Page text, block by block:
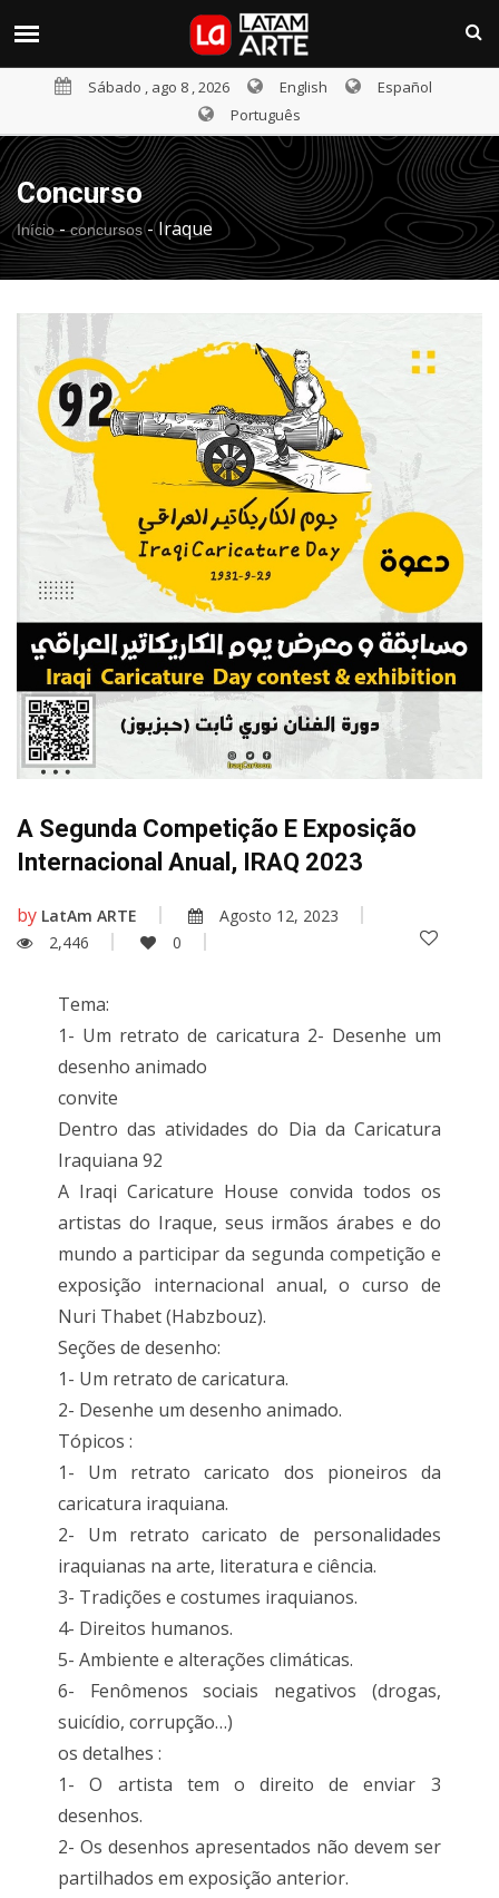
Sábado , ago 8 , 2026 English
Español
Português
Concurso
Início- concursos- Iraque
A Segunda Competição E Exposição
Internacional Anual, IRAQ 2023
by LatAm ARTE
Agosto 12, 2023
2,446
0
Tema:
1- Um retrato de caricatura 2- Desenhe um
desenho animado
convite
Dentro das atividades do Dia da Caricatura
Iraquiana 92
A Iraqi Caricature House convida todos os
artistas do Iraque, seus irmãos árabes e do
mundo a participar da segunda competição e
exposição internacional anual, o curso de
Nuri Thabet (Habzbouz).
Seções de desenho:
1- Um retrato de caricatura.
2- Desenhe um desenho animado.
Tópicos :
1- Um retrato caricato dos pioneiros da
caricatura iraquiana.
2- Um retrato caricato de personalidades
iraquianas na arte, literatura e ciência.
3- Tradições e costumes iraquianos.
4- Direitos humanos.
5- Ambiente e alterações climáticas.
6- Fenômenos sociais negativos (drogas,
suicídio, corrupção…)
os detalhes :
1- O artista tem o direito de enviar 3
desenhos.
2- Os desenhos apresentados não devem ser
partilhados em exposição anterior.